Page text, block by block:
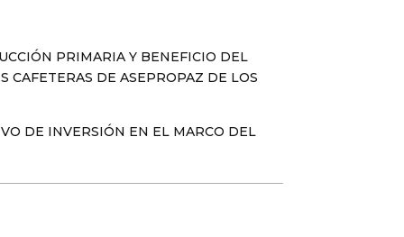
PRIMARIA Y BENEFICIO DEL
CAFETERAS DE ASEPROPAZ DE LOS
DE INVERSIÓN EN EL MARCO DEL